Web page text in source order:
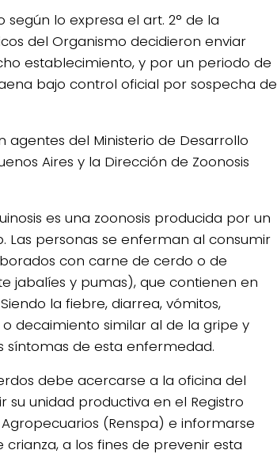
lo expresa el art. 2° de la
del Organismo decidieron enviar
establecimiento, y por un periodo de
bajo control oficial por sospecha de
agentes del Ministerio de Desarrollo
Aires y la Dirección de Zoonosis
es una zoonosis producida por un
Las personas se enferman al consumir
con carne de cerdo o de
jabalíes y pumas), que contienen en
la fiebre, diarrea, vómitos,
decaimiento similar al de la gripe y
síntomas de esta enfermedad.
debe acercarse a la oficina del
su unidad productiva en el Registro
(Renspa) e informarse
a los fines de prevenir esta